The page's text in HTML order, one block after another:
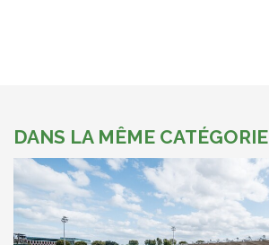
DANS LA MÊME CATÉGORIE